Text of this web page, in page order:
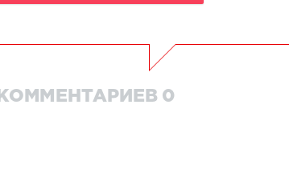
КОММЕНТАРИЕВ 0